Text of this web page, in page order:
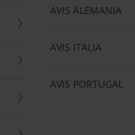
AVIS ALEMANIA
AVIS ITALIA
AVIS PORTUGAL